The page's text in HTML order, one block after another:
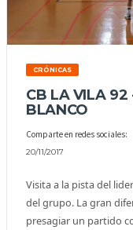
CRÓNICAS
CB LA VILA 92
BLANCO
Comparte en redes sociales:
20/11/2017
Visita a la pista del
del grupo. La gran
presagiar un partido